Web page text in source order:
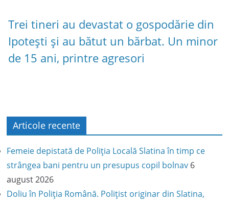
Trei tineri au devastat o gospodărie din
Ipotești și au bătut un bărbat. Un minor
de 15 ani, printre agresori
Articole recente
Femeie depistată de Poliția Locală Slatina în timp ce
strângea bani pentru un presupus copil bolnav 6
august 2026
Doliu în Poliția Română. Polițist originar din Slatina,